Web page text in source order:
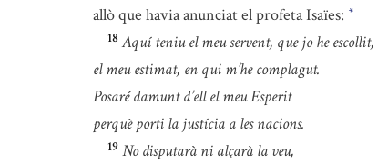
allò que havia anunciat el profeta Isaïes: *
18 Aquí teniu el meu servent, que jo he escollit,
el meu estimat, en qui m’he complagut.
Posaré damunt d’ell el meu Esperit
perquè porti la justícia a les nacions.
19 No disputarà ni alçarà la veu,